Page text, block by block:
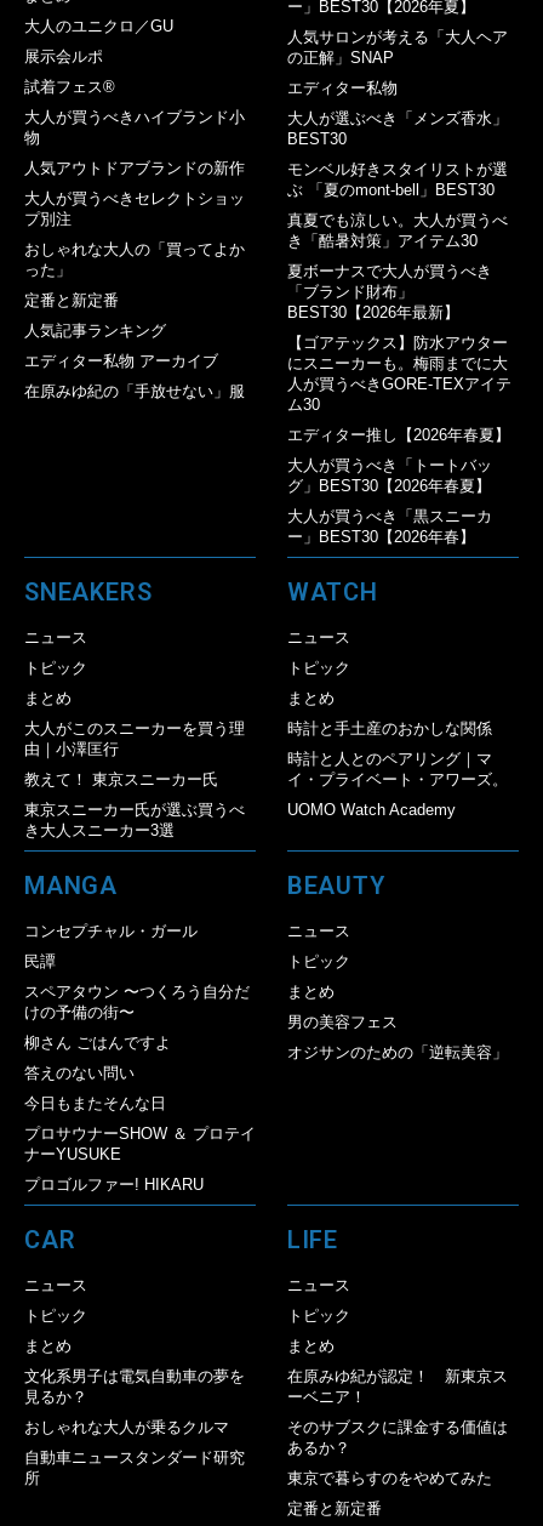
大人のユニクロ／GU
展示会ルポ
試着フェス®︎
大人が買うべきハイブランド小
物
人気アウトドアブランドの新作
大人が買うべきセレクトショッ
プ別注
おしゃれな大人の「買ってよか
った」
定番と新定番
人気記事ランキング
エディター私物 アーカイブ
在原みゆ紀の「手放せない」服
ー」BEST30【2026年夏】
人気サロンが考える「大人ヘア
の正解」SNAP
エディター私物
大人が選ぶべき「メンズ香水」
BEST30
モンベル好きスタイリストが選
ぶ 「夏のmont-bell」BEST30
真夏でも涼しい。大人が買うべ
き「酷暑対策」アイテム30
夏ボーナスで大人が買うべき
「ブランド財布」
BEST30【2026年最新】
【ゴアテックス】防水アウター
にスニーカーも。梅雨までに大
人が買うべきGORE-TEXアイテ
ム30
エディター推し【2026年春夏】
大人が買うべき「トートバッ
グ」BEST30【2026年春夏】
大人が買うべき「黒スニーカ
ー」BEST30【2026年春】
SNEAKERS
ニュース
トピック
まとめ
大人がこのスニーカーを買う理
由｜小澤匡行
教えて！ 東京スニーカー氏
東京スニーカー氏が選ぶ買うべ
き大人スニーカー3選
WATCH
ニュース
トピック
まとめ
時計と手土産のおかしな関係
時計と人とのペアリング｜マ
イ・プライベート・アワーズ。
UOMO Watch Academy
MANGA
コンセプチャル・ガール
民譚
スペアタウン 〜つくろう自分だ
けの予備の街〜
柳さん ごはんですよ
答えのない問い
今日もまたそんな日
プロサウナーSHOW ＆ プロテイ
ナーYUSUKE
プロゴルファー! HIKARU
BEAUTY
ニュース
トピック
まとめ
男の美容フェス
オジサンのための「逆転美容」
CAR
ニュース
トピック
まとめ
文化系男子は電気自動車の夢を
見るか？
おしゃれな大人が乗るクルマ
自動車ニュースタンダード研究
所
LIFE
ニュース
トピック
まとめ
在原みゆ紀が認定！ 新東京ス
ーベニア！
そのサブスクに課金する価値は
あるか？
東京で暮らすのをやめてみた
定番と新定番